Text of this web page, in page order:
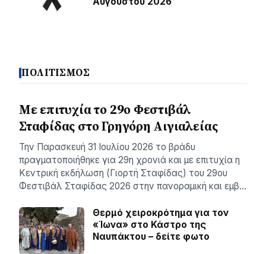
ΠΟΛΙΤΙΣΜΟΣ
Με επιτυχία το 29ο Φεστιβάλ
Σταφίδας στο Γρηγόρη Aιγιαλείας
Την Παρασκευή 31 Ιουλίου 2026 το βράδυ
πραγματοποιήθηκε για 29η χρονιά και με επιτυχία η
Κεντρική εκδήλωση (Γιορτή Σταφίδας) του 29ου
Φεστιβάλ Σταφίδας 2026 στην πανοραμική και εμβ…
Θερμό χειροκρότημα για τον
«Ίωνα» στο Κάστρο της
Ναυπάκτου – δείτε φωτο